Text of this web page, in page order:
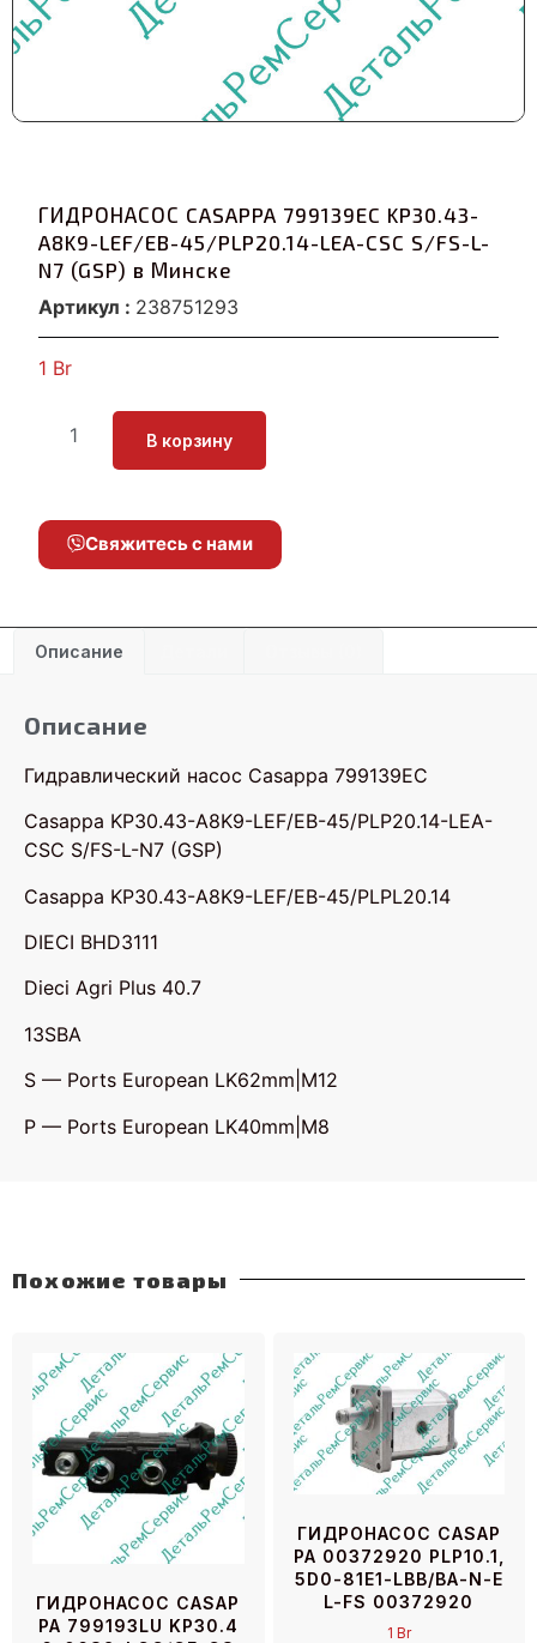
ГИДРОНАСОС CASAPPA 799139EC KP30.43-
A8K9-LEF/EB-45/PLP20.14-LEA-CSC S/FS-L-
N7 (GSP) в Минске
Артикул : 238751293
1 Br
В корзину
Свяжитесь с нами
Описание
Описание
Гидравлический насос Casappa 799139EC
Casappa KP30.43-A8K9-LEF/EB-45/PLP20.14-LEA-
CSC S/FS-L-N7 (GSP)
Casappa KP30.43-A8K9-LEF/EB-45/PLPL20.14
DIECI BHD3111
Dieci Agri Plus 40.7
13SBA
S — Ports European LK62mm|M12
P — Ports European LK40mm|M8
Похожие товары
ГИДРОНАСОС CASAP
PA 799193LU KP30.4
ГИДРОНАСОС CASAP
PA 00372920 PLP10.1,
5D0-81E1-LBB/BA-N-E
L-FS 00372920
1 Br